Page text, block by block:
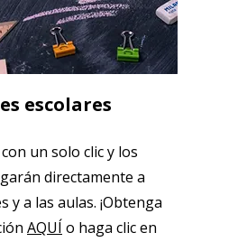
escolares
un solo clic y los
directamente a
y a las aulas. ¡Obtenga
AQUÍ o haga clic en